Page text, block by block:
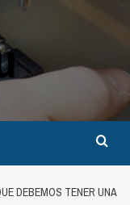
DEBEMOS TENER UNA